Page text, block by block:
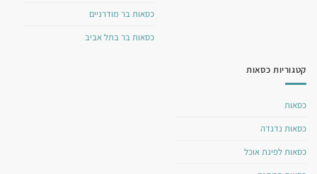
כסאות בר מודרניים
כסאות בר בתל אביב
קטגוריות כסאות
כסאות
כסאות נדנדה
כסאות לפינת אוכל